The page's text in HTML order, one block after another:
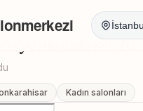
/ Kas
Kadın salonları